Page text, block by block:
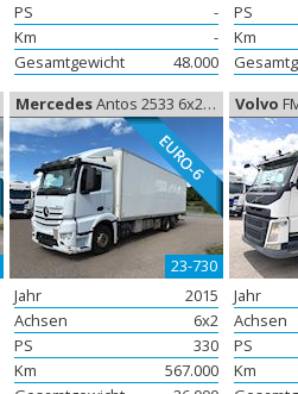
PS
-
Km
-
Gesamtgewicht
48.000
PS
Km
MercedesAntos 2533 6x2 Box Euro-6, Koffer aufbau
EURO-6
23-730
Jahr
2015
Achsen
6x2
PS
330
Km
567.000
Volvo
Jahr
Achsen
PS
Km